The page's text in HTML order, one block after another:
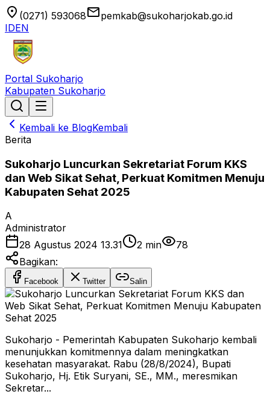
location_on (0271) 593068emailpemkab@sukoharjokab.go.id
IDEN
Portal Sukoharjo
Kabupaten Sukoharjo
Kembali ke BlogKembali
Berita
Sukoharjo Luncurkan Sekretariat Forum KKS
dan Web Sikat Sehat, Perkuat Komitmen Menuju
Kabupaten Sehat 2025
A
Administrator
28 Agustus 2024 13.31
2 min
78
Bagikan:
Facebook Twitter Salin
Sukoharjo - Pemerintah Kabupaten Sukoharjo kembali
menunjukkan komitmennya dalam meningkatkan
kesehatan masyarakat. Rabu (28/8/2024), Bupati
Sukoharjo, Hj. Etik Suryani, SE., MM., meresmikan
Sekretar...